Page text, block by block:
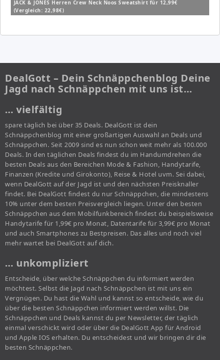
JACK & JONES Herren Crew Neck Noos Sweatshirt für 12,99€
(Vergleich: 22,98€)
DealGott – Dein Schnäppchenblog Deine
Jagd nach Schnäppchen mit uns ist…
… vielfältig
spare täglich bei über 35 Deals. DealGott ist dein
Schnäppchenblog mit einer großartigen Auswahl an Deals und
Schnäppchen. Seit 2009 sind es nun schon weit mehr als 100.000
Deals. In den täglichen Deals findest du im Handumdrehen die
besten Deals aus den Bereichen Mode & Fashion, Handytarife,
Finanzen (Kredite und Girokonto), Reise & Hotel uvm. Sei dabei,
wenn DealGott auf der Jagd ist und den nächsten Preisknaller
findet. Bei DealGott findest du nur Schnäppchen, die mindestens
10% unter dem besten Preisvergleich liegen. Unter den besten
Schnäppchen aus dem Mobilfunkbereich findest du beispielsweise
Handytarife für 1,99€ pro Monat, Datentarife für 3,99€ pro Monat
und auch Smartphones zu Bestpreisen. Das alles und noch viel
mehr wartet bei DealGott auf dich.
… unkompliziert
Entscheide, über welche Schnäppchen du informiert werden
möchtest. Selbst die Jagd nach Schnäppchen ist mit uns ein
Vergnügen. Du hast die Wahl und kannst so entscheide, wie du
über die besten Schnäppchen informiert werden willst. Die
Schnäppchen und Deals kannst du per Newsletter, der täglich
einmal verschickt wird oder über die DealGott App für Android
und Apple IOS erhalten. Du entscheidest und wir bringen dir die
besten Schnäppchen.